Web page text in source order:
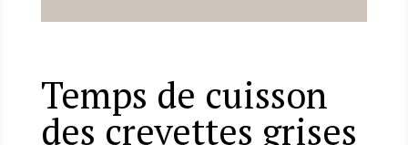
Temps de cuisson
des crevettes grises